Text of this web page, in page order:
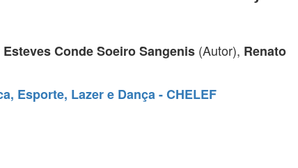
Conde Soeiro Sangenis (Autor), Renato
Esporte, Lazer e Dança - CHELEF